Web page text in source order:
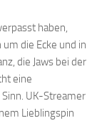
haben,
die Ecke und in
die Jaws bei der
eine
UK-Streamer
Lieblingspin